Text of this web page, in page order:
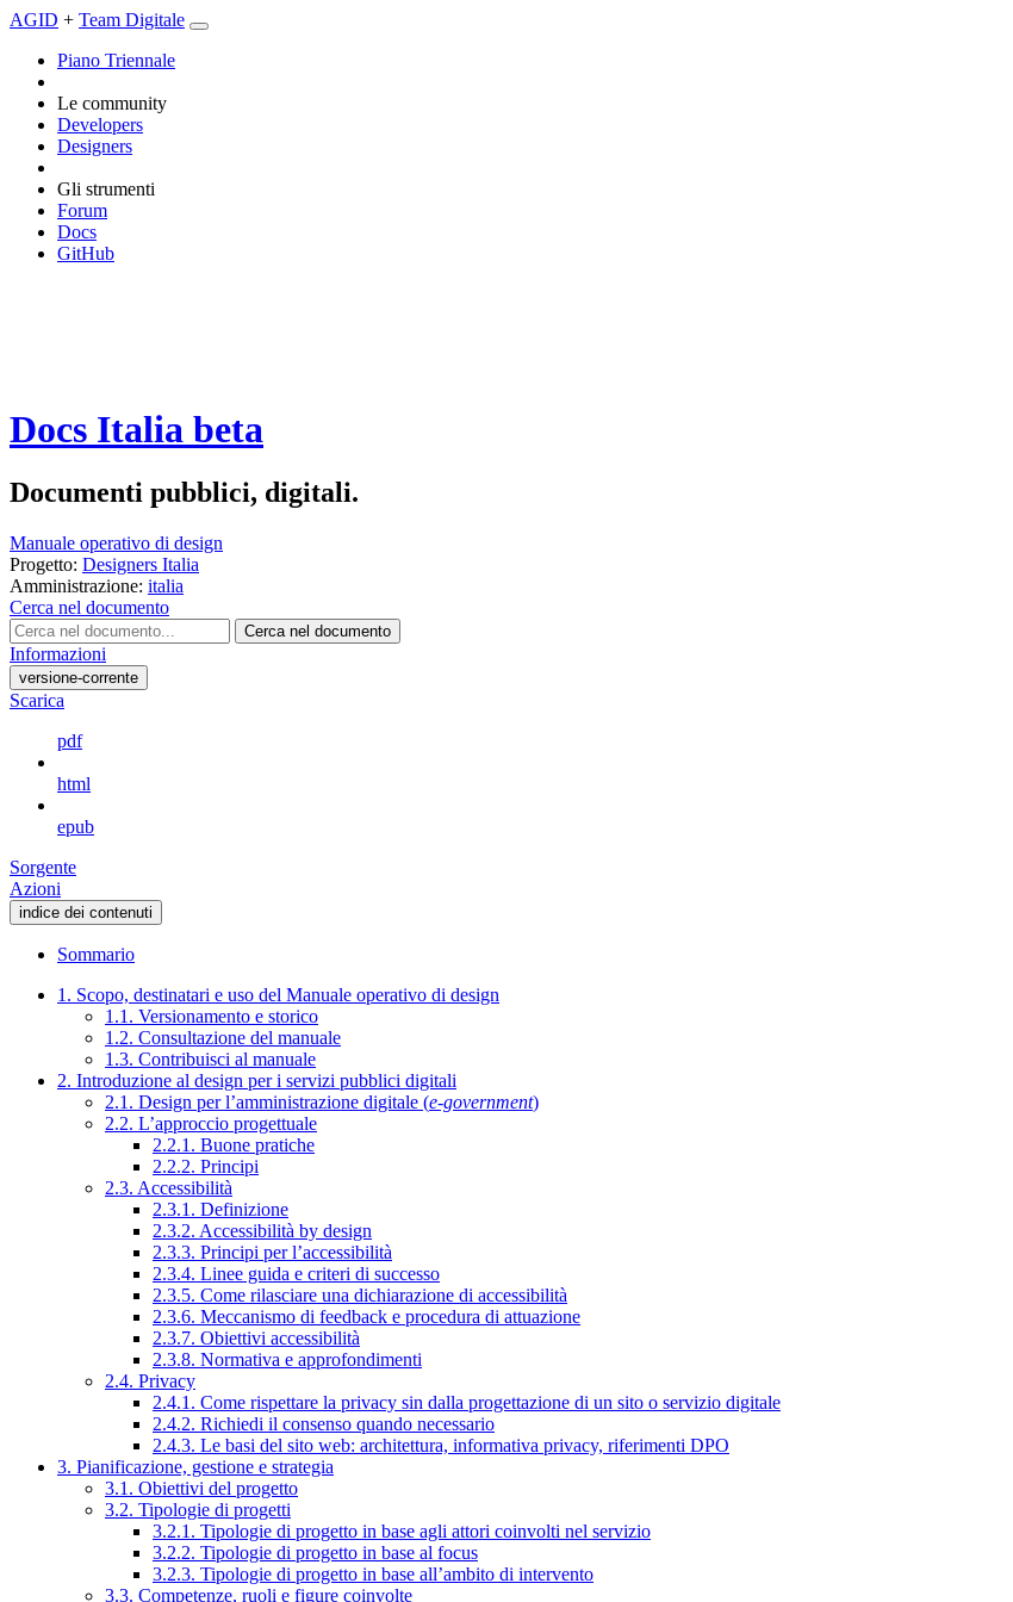
AGID + Team Digitale
Piano Triennale
Le community
Developers
Designers
Gli strumenti
Forum
Docs
GitHub
Docs Italia beta
Documenti pubblici, digitali.
Manuale operativo di design
Progetto: Designers Italia
Amministrazione: italia
Cerca nel documento
Cerca nel documento
Informazioni
versione-corrente
Scarica
pdf
html
epub
Sorgente
Azioni
indice dei contenuti
Sommario
1. Scopo, destinatari e uso del Manuale operativo di design
1.1. Versionamento e storico
1.2. Consultazione del manuale
1.3. Contribuisci al manuale
2. Introduzione al design per i servizi pubblici digitali
2.1. Design per l’amministrazione digitale (e-government)
2.2. L’approccio progettuale
2.2.1. Buone pratiche
2.2.2. Principi
2.3. Accessibilità
2.3.1. Definizione
2.3.2. Accessibilità by design
2.3.3. Principi per l’accessibilità
2.3.4. Linee guida e criteri di successo
2.3.5. Come rilasciare una dichiarazione di accessibilità
2.3.6. Meccanismo di feedback e procedura di attuazione
2.3.7. Obiettivi accessibilità
2.3.8. Normativa e approfondimenti
2.4. Privacy
2.4.1. Come rispettare la privacy sin dalla progettazione di un sito o servizio digitale
2.4.2. Richiedi il consenso quando necessario
2.4.3. Le basi del sito web: architettura, informativa privacy, riferimenti DPO
3. Pianificazione, gestione e strategia
3.1. Obiettivi del progetto
3.2. Tipologie di progetti
3.2.1. Tipologie di progetto in base agli attori coinvolti nel servizio
3.2.2. Tipologie di progetto in base al focus
3.2.3. Tipologie di progetto in base all’ambito di intervento
3.3. Competenze, ruoli e figure coinvolte